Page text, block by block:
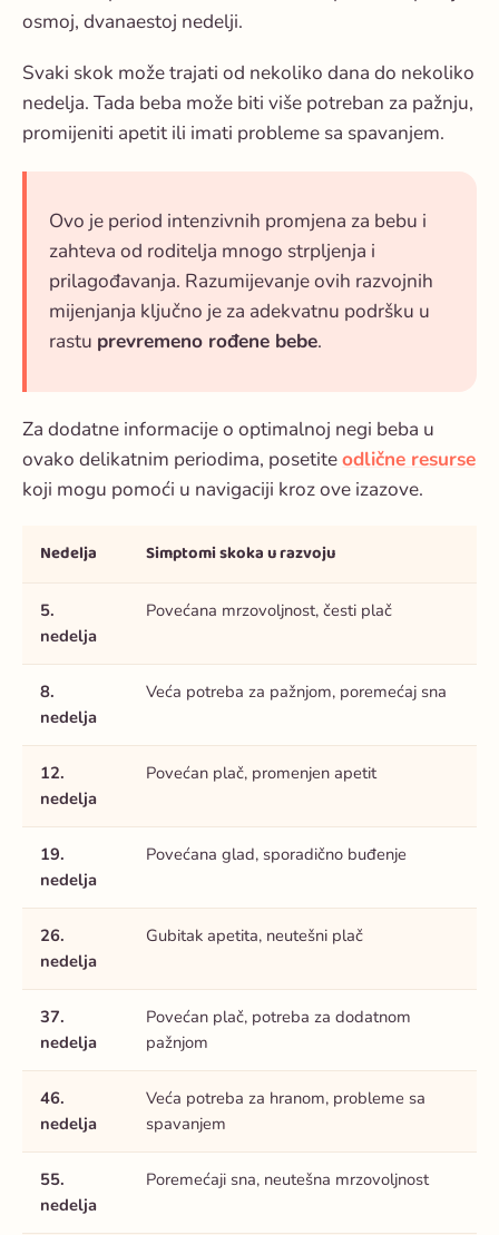
osmoj, dvanaestoj nedelji.
Svaki skok može trajati od nekoliko dana do nekoliko
nedelja. Tada beba može biti više potreban za pažnju,
promijeniti apetit ili imati probleme sa spavanjem.
Ovo je period intenzivnih promjena za bebu i
zahteva od roditelja mnogo strpljenja i
prilagođavanja. Razumijevanje ovih razvojnih
mijenjanja ključno je za adekvatnu podršku u
rastu prevremeno rođene bebe.
Za dodatne informacije o optimalnoj negi beba u
ovako delikatnim periodima, posetiteodlične resurse
koji mogu pomoći u navigaciji kroz ove izazove.
Nedelja Simptomi skoka u razvoju
5.
nedelja
Povećana mrzovoljnost, česti plač
8.
nedelja
Veća potreba za pažnjom, poremećaj sna
12.
nedelja
Povećan plač, promenjen apetit
19.
nedelja
Povećana glad, sporadično buđenje
26.
nedelja
Gubitak apetita, neutešni plač
37.
nedelja
Povećan plač, potreba za dodatnom
pažnjom
46.
nedelja
Veća potreba za hranom, probleme sa
spavanjem
55.
nedelja
Poremećaji sna, neutešna mrzovoljnost